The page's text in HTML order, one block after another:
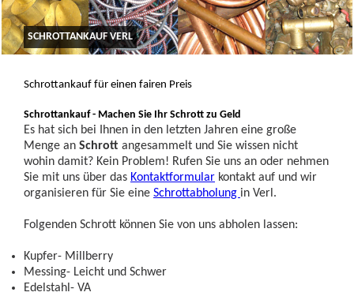
SCHROTTANKAUF VERL
Schrottankauf für einen fairen Preis
Schrottankauf - Machen Sie Ihr Schrott zu Geld
Es hat sich bei Ihnen in den letzten Jahren eine große
Menge an Schrott angesammelt und Sie wissen nicht
wohin damit? Kein Problem! Rufen Sie uns an oder nehmen
Sie mit uns über das Kontaktformular kontakt auf und wir
organisieren für Sie eine Schrottabholung in Verl.
Folgenden Schrott können Sie von uns abholen lassen:
Kupfer- Millberry
Messing- Leicht und Schwer
Edelstahl- VA